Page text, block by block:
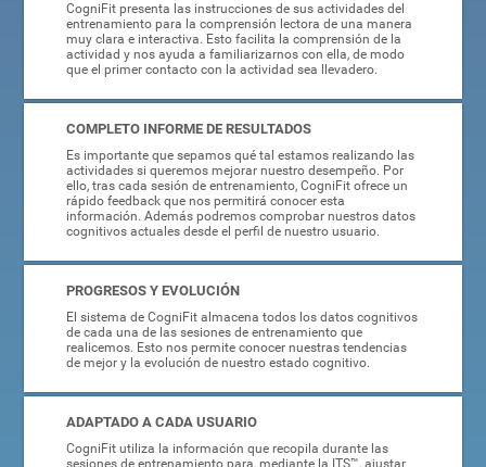
CogniFit presenta las instrucciones de sus actividades del
entrenamiento para la comprensión lectora de una manera
muy clara e interactiva. Esto facilita la comprensión de la
actividad y nos ayuda a familiarizarnos con ella, de modo
que el primer contacto con la actividad sea llevadero.
COMPLETO INFORME DE RESULTADOS
Es importante que sepamos qué tal estamos realizando las
actividades si queremos mejorar nuestro desempeño. Por
ello, tras cada sesión de entrenamiento, CogniFit ofrece un
rápido feedback que nos permitirá conocer esta
información. Además podremos comprobar nuestros datos
cognitivos actuales desde el perfil de nuestro usuario.
PROGRESOS Y EVOLUCIÓN
El sistema de CogniFit almacena todos los datos cognitivos
de cada una de las sesiones de entrenamiento que
realicemos. Esto nos permite conocer nuestras tendencias
de mejor y la evolución de nuestro estado cognitivo.
ADAPTADO A CADA USUARIO
CogniFit utiliza la información que recopila durante las
sesiones de entrenamiento para, mediante la ITS™, ajustar